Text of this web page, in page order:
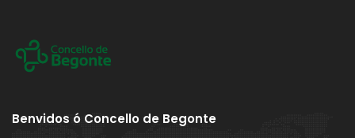
Benvidos ó Concello de Begonte